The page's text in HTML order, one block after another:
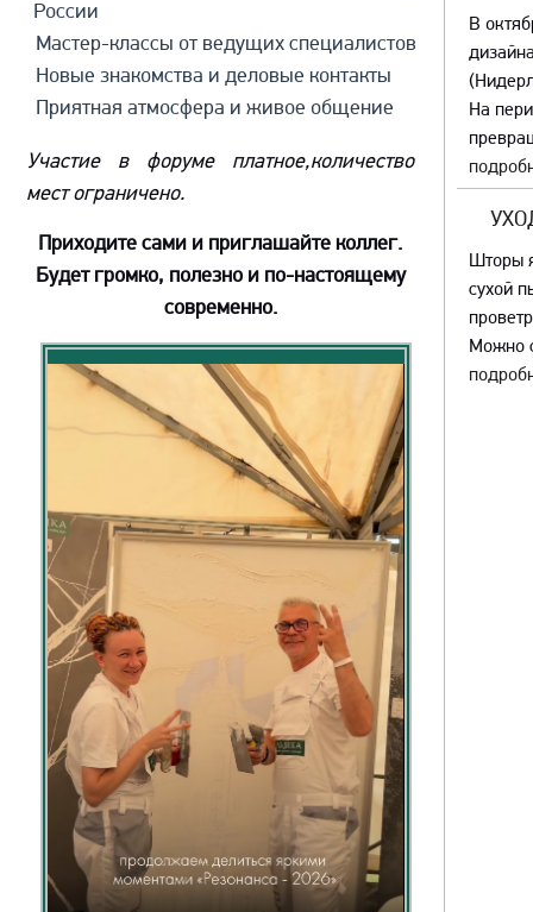
России
Мастер-классы от ведущих специалистов
Новые знакомства и деловые контакты
Приятная атмосфера и живое общение
Участие в форуме платное,количество
мест ограничено.
Приходите сами и приглашайте коллег.
Будет громко, полезно и по-настоящему
современно.
В
На
Шторы
сухой
Можно